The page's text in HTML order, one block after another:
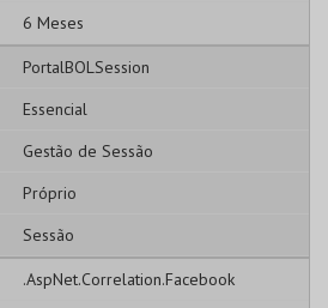
6 Meses
PortalBOLSession
Essencial
Gestão de Sessão
Próprio
Sessão
.AspNet.Correlation.Facebook